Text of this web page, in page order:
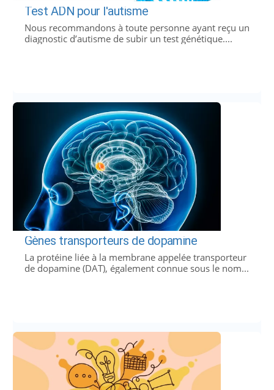
Test ADN pour l'autisme
Nous recommandons à toute personne ayant reçu un
diagnostic d’autisme de subir un test génétique....
Gènes transporteurs de dopamine
La protéine liée à la membrane appelée transporteur
de dopamine (DAT), également connue sous le nom...